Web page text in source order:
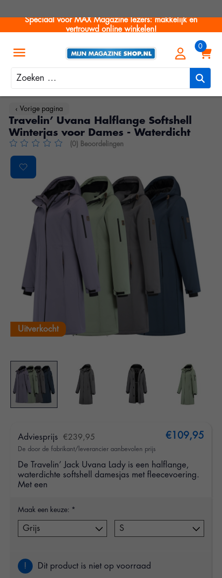
Speciaal voor MAX Magazine lezers: makkelijk en
vertrouwd online winkelen!
Zoeken
‹ Vorige pagina
Travelin’ Uvana Halflange Softshell
Winterjas voor Dames - Waterdicht
De beoordeling van dit product is0van de 5
(0) Beoordelingen
Product image slideshow Items
Uitverkocht
Adviesprijs €239,95
De door de fabrikant/leverancier aanbevolen prijs
€109,95
De Travelin’ Jack Uvana Lady is een halflange,
waterdichte softshell damesjas met fleecevoering.
Met een
Maak een keuze: *
! Dit product is niet op voorraad